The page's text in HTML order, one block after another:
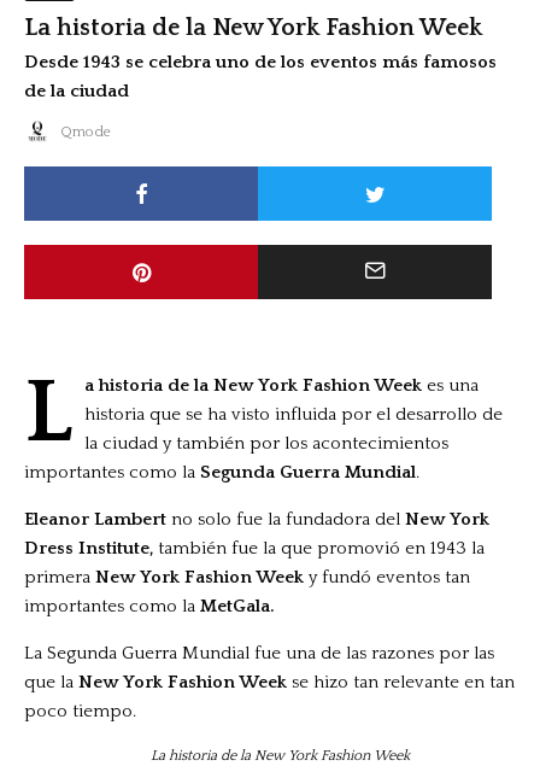
La historia de la New York Fashion Week
Desde 1943 se celebra uno de los eventos más famosos
de la ciudad
Qmode
L a historia de la New York Fashion Week es una
historia que se ha visto influida por el desarrollo de
la ciudad y también por los acontecimientos
importantes como la Segunda Guerra Mundial.
Eleanor Lambert no solo fue la fundadora del New York
Dress Institute, también fue la que promovió en 1943 la
primera New York Fashion Week y fundó eventos tan
importantes como la MetGala.
La Segunda Guerra Mundial fue una de las razones por las
que la New York Fashion Week se hizo tan relevante en tan
poco tiempo.